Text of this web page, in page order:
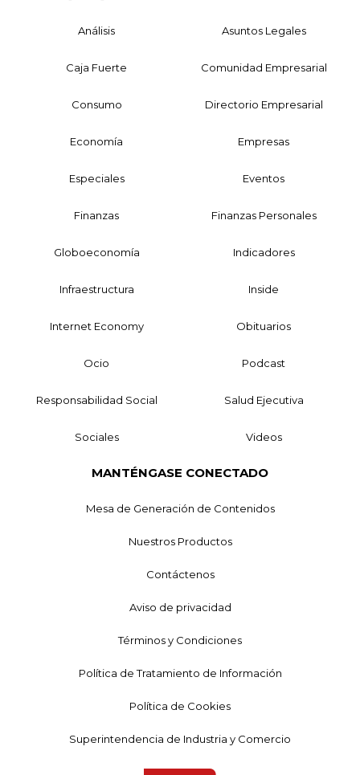
Análisis Asuntos Legales
Caja Fuerte Comunidad Empresarial
Consumo Directorio Empresarial
Economía Empresas
Especiales Eventos
Finanzas Finanzas Personales
Globoeconomía Indicadores
Infraestructura Inside
Internet Economy Obituarios
Ocio Podcast
Responsabilidad Social Salud Ejecutiva
Sociales Videos
MANTÉNGASE CONECTADO
Mesa de Generación de Contenidos
Nuestros Productos
Contáctenos
Aviso de privacidad
Términos y Condiciones
Política de Tratamiento de Información
Política de Cookies
Superintendencia de Industria y Comercio